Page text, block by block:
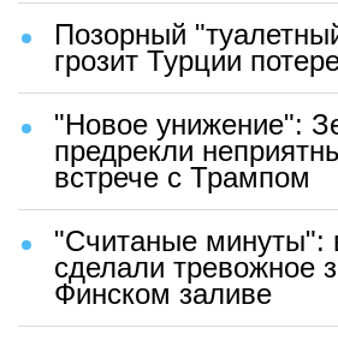
Позорный
грозит Турции
"Новое унижение":
предрекли
встрече с Трампом
"Считаные минуты":
сделали тревожное
Финском заливе